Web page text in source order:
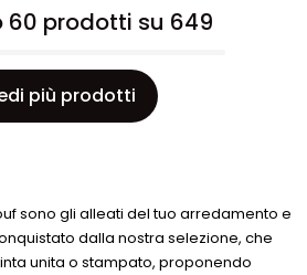
60 prodotti su 649
più prodotti
sono gli alleati del tuo arredamento e
dalla nostra selezione, che
unita o stampato, proponendo